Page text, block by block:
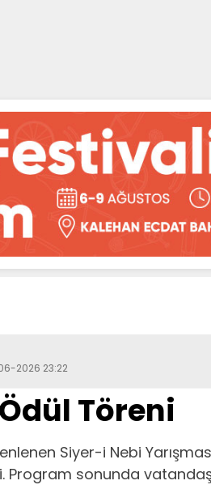
2026 23:22
Töreni
Siyer-i Nebi
Program sonunda